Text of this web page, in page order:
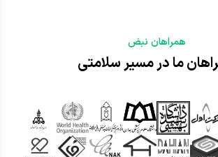
همراهان نبض
ما در مسیر سلامتی